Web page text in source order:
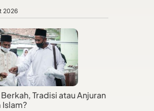
2026
Tradisi atau Anjuran